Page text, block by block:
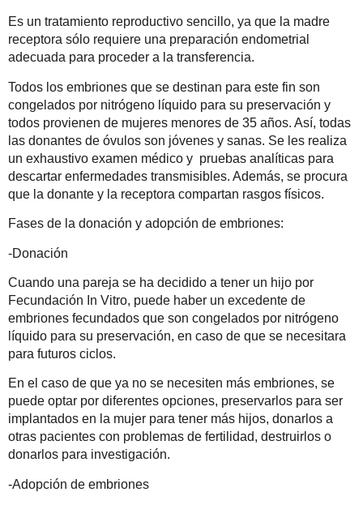
Es un tratamiento reproductivo sencillo, ya que la madre
receptora sólo requiere una preparación endometrial
adecuada para proceder a la transferencia.
Todos los embriones que se destinan para este fin son
congelados por nitrógeno líquido para su preservación y
todos provienen de mujeres menores de 35 años. Así, todas
las donantes de óvulos son jóvenes y sanas. Se les realiza
un exhaustivo examen médico y pruebas analíticas para
descartar enfermedades transmisibles. Además, se procura
que la donante y la receptora compartan rasgos físicos.
Fases de la donación y adopción de embriones:
-Donación
Cuando una pareja se ha decidido a tener un hijo por
Fecundación In Vitro, puede haber un excedente de
embriones fecundados que son congelados por nitrógeno
líquido para su preservación, en caso de que se necesitara
para futuros ciclos.
En el caso de que ya no se necesiten más embriones, se
puede optar por diferentes opciones, preservarlos para ser
implantados en la mujer para tener más hijos, donarlos a
otras pacientes con problemas de fertilidad, destruirlos o
donarlos para investigación.
-Adopción de embriones